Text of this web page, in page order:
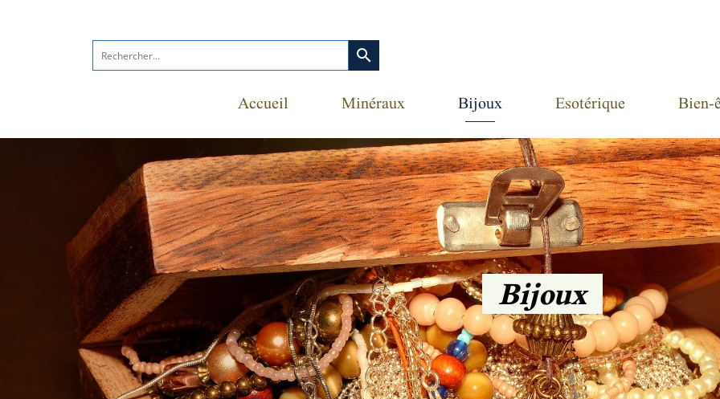
Accueil Minéraux Bijoux Esotérique
search
Bijoux